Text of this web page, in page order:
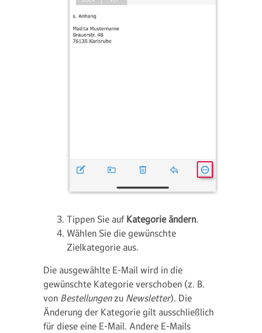
Tippen Sie auf Kategorie ändern.
Wählen Sie die gewünschte
Zielkategorie aus.
Die ausgewählte E-Mail wird in die
gewünschte Kategorie verschoben (z. B.
von Bestellungenzu Newsletter). Die
Änderung der Kategorie gilt ausschließlich
für diese eine E-Mail. Andere E-Mails